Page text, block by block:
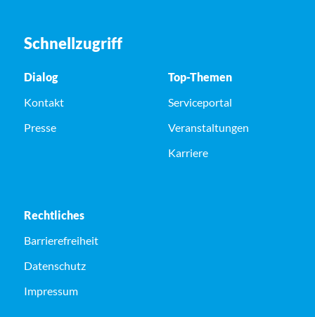
Schnellzugriff
Dialog
Kontakt
Presse
Top-Themen
Serviceportal
Veranstaltungen
Karriere
Rechtliches
Barrierefreiheit
Datenschutz
Impressum